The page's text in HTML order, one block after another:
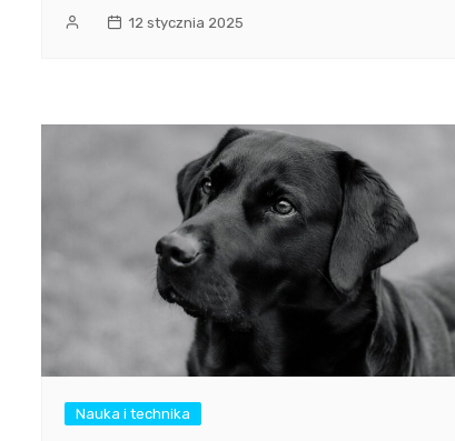
12 stycznia 2025
Nauka i technika